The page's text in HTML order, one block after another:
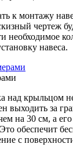
к монтажу
чертеж
необходимое
навеса.
над крыльцом
выходить за
на 30 см, а
обеспечит
с